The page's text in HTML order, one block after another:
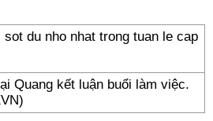
Quang kết luận buổi làm việc.